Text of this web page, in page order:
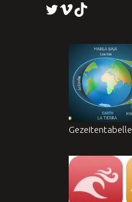
Twitter
VimeoTikTok
Gezeitentabelle